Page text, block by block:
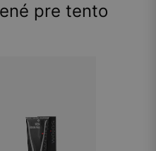
pre tento